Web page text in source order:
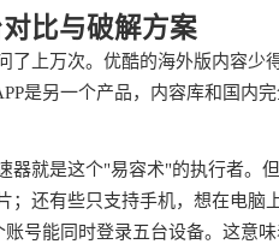
比与破解方案
了上万次。优酷的海外版内容少
是另一个产品，内容库和国内
器就是这个"易容术"的执行者。
还有些只支持手机，想在电脑
号能同时登录五台设备。这意